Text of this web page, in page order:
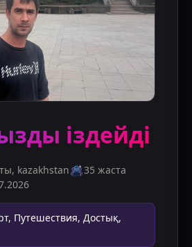
іздейді
, kazakhstan
35 жаста
Путешествия, Достық,